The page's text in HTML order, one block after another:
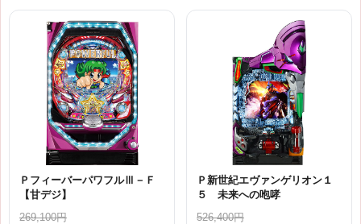
ＰフィーバーパワフルⅢ－Ｆ
【甘デジ】
269,100円
Ｐ新世紀エヴァンゲリオン１
５ 未来への咆哮
526,400円